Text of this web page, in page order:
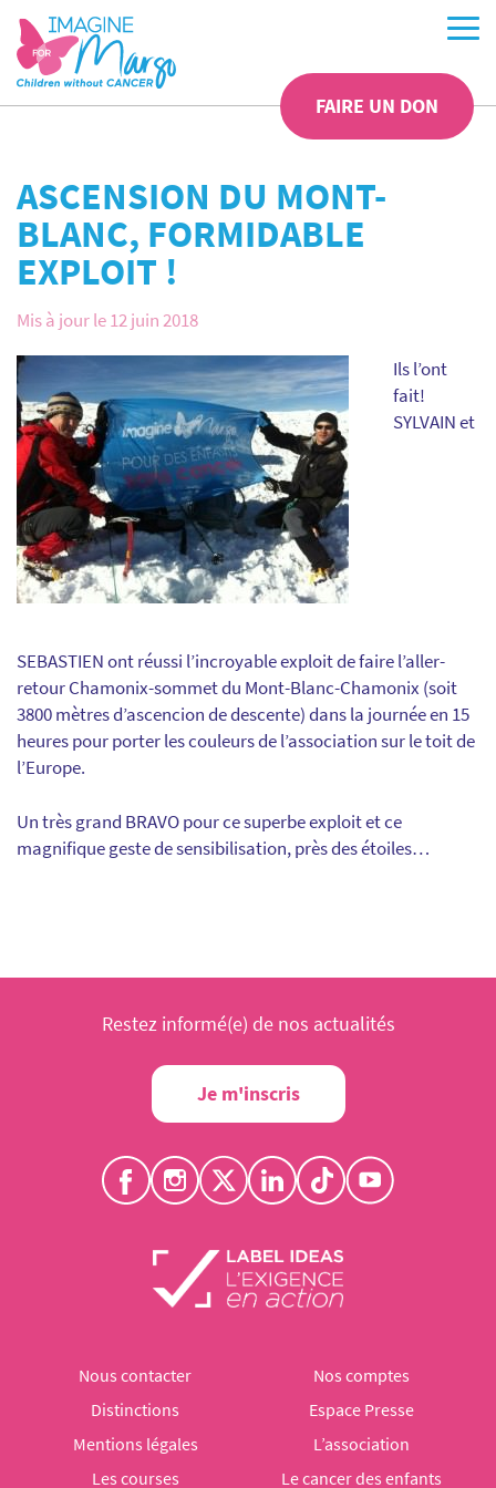
FAIRE UN DON
ASCENSION DU MONT-
BLANC, FORMIDABLE
EXPLOIT !
Mis à jour le 12 juin 2018
Ils l’ont
fait!
SYLVAIN et
SEBASTIEN ont réussi l’incroyable exploit de faire l’aller-
retour Chamonix-sommet du Mont-Blanc-Chamonix (soit
3800 mètres d’ascencion de descente) dans la journée en 15
heures pour porter les couleurs de l’association sur le toit de
l’Europe.
Un très grand BRAVO pour ce superbe exploit et ce
magnifique geste de sensibilisation, près des étoiles…
Restez informé(e) de nos actualités
Je m'inscris
Nous contacter
Nos comptes
Distinctions
Espace Presse
Mentions légales
L’association
Les courses
Le cancer des enfants